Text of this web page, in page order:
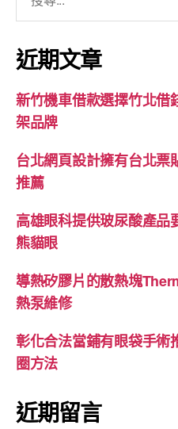
關
鍵
字:
近期文章
新竹機車借款選擇竹北借
架品牌
台北網頁設計擁有台北票
推薦
高雄眼科提供玻尿酸產品
熊貓眼
導熱矽膠片的散熱塊
熱泵維修
彰化合法當鋪有眼袋手術
圈方法
近期留言